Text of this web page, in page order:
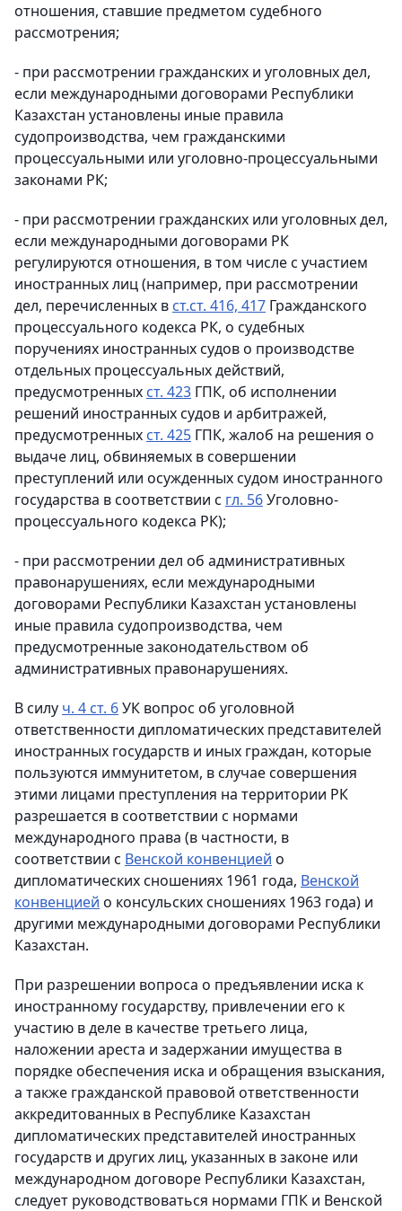
отношения, ставшие предметом судебного
рассмотрения;
- при рассмотрении гражданских и уголовных дел,
если международными договорами Республики
Казахстан установлены иные правила
судопроизводства, чем гражданскими
процессуальными или уголовно-процессуальными
законами РК;
- при рассмотрении гражданских или уголовных дел,
если международными договорами РК
регулируются отношения, в том числе с участием
иностранных лиц (например, при рассмотрении
дел, перечисленных в ст.ст. 416, 417 Гражданского
процессуального кодекса РК, о судебных
поручениях иностранных судов о производстве
отдельных процессуальных действий,
предусмотренных ст. 423 ГПК, об исполнении
решений иностранных судов и арбитражей,
предусмотренных ст. 425 ГПК, жалоб на решения о
выдаче лиц, обвиняемых в совершении
преступлений или осужденных судом иностранного
государства в соответствии с гл. 56Уголовно-
процессуального кодекса РК);
- при рассмотрении дел об административных
правонарушениях, если международными
договорами Республики Казахстан установлены
иные правила судопроизводства, чем
предусмотренные законодательством об
административных правонарушениях.
В силу ч. 4 ст. 6УК вопрос об уголовной
ответственности дипломатических представителей
иностранных государств и иных граждан, которые
пользуются иммунитетом, в случае совершения
этими лицами преступления на территории РК
разрешается в соответствии с нормами
международного права (в частности, в
соответствии с Венской конвенцией о
дипломатических сношениях 1961 года, Венской
конвенцией о консульских сношениях 1963 года) и
другими международными договорами Республики
Казахстан.
При разрешении вопроса о предъявлении иска к
иностранному государству, привлечении его к
участию в деле в качестве третьего лица,
наложении ареста и задержании имущества в
порядке обеспечения иска и обращения взыскания,
а также гражданской правовой ответственности
аккредитованных в Республике Казахстан
дипломатических представителей иностранных
государств и других лиц, указанных в законе или
международном договоре Республики Казахстан,
следует руководствоваться нормами ГПК и Венской